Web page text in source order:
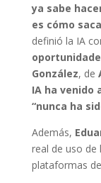
ya sabe
es cómo
definió la IA
González, de
IA ha venido
“nunca ha
Además,
real de uso de
plataformas